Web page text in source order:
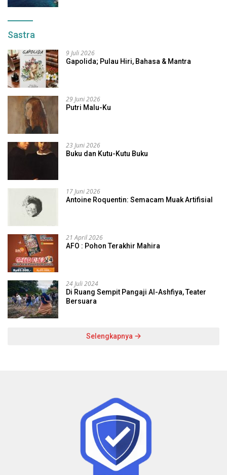
Sastra
9 Juli 2026
Gapolida; Pulau Hiri, Bahasa & Mantra
29 Juni 2026
Putri Malu-Ku
23 Juni 2026
Buku dan Kutu-Kutu Buku
17 Juni 2026
Antoine Roquentin: Semacam Muak Artifisial
21 April 2026
AFO : Pohon Terakhir Mahira
24 Juli 2024
Di Ruang Sempit Pangaji Al-Ashfiya, Teater
Bersuara
Selengkapnya